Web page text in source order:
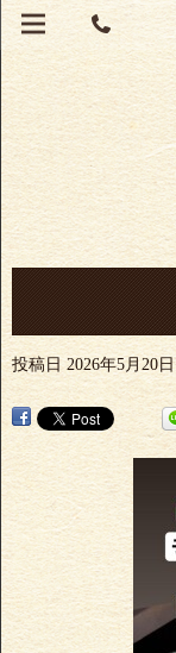
投稿日 2026年5月20日